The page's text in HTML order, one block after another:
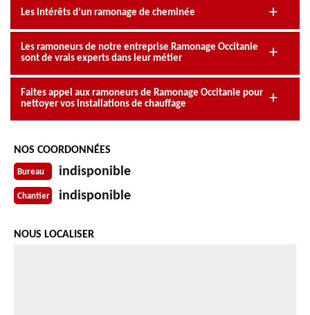
Les intérêts d’un ramonage de cheminée
Les ramoneurs de notre entreprise Ramonage Occitanie
sont de vrais experts dans leur métier
Faites appel aux ramoneurs de Ramonage Occitanie pour
nettoyer vos installations de chauffage
NOS COORDONNÉES
Bureau indisponible
Chantier indisponible
NOUS LOCALISER